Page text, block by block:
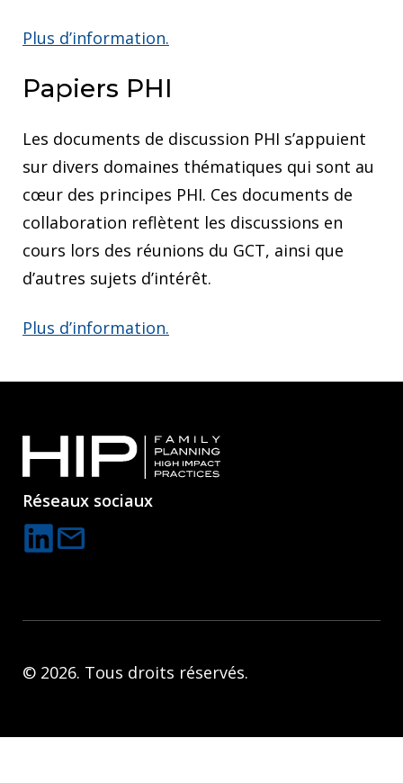
Plus d’information.
Papiers PHI
Les documents de discussion PHI s’appuient
sur divers domaines thématiques qui sont au
cœur des principes PHI. Ces documents de
collaboration reflètent les discussions en
cours lors des réunions du GCT, ainsi que
d’autres sujets d’intérêt.
Plus d’information.
Réseaux sociaux
mail
t
c
© 2026. Tous droits réservés.